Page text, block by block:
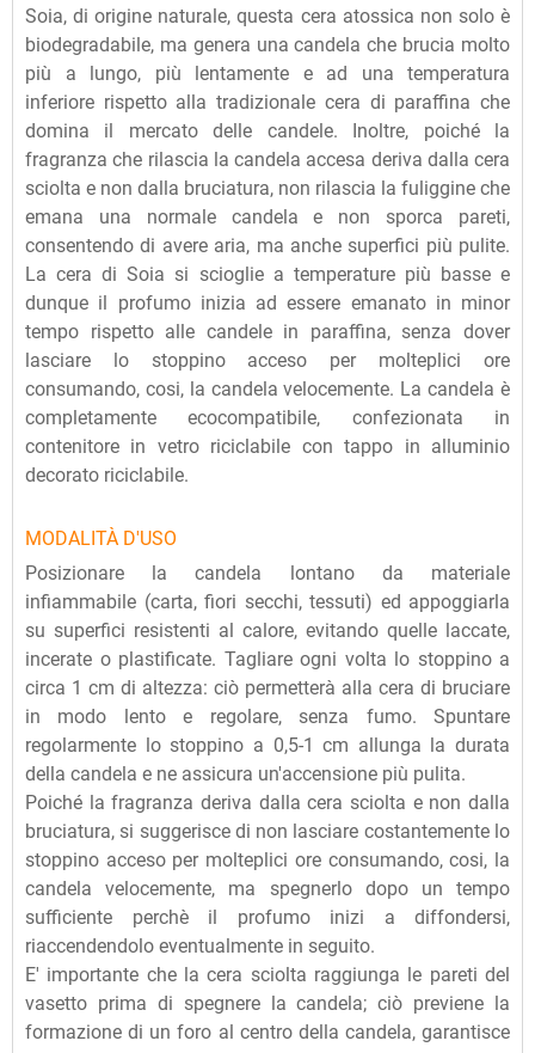
Soia, di origine naturale, questa cera atossica non solo è
biodegradabile, ma genera una candela che brucia molto
più a lungo, più lentamente e ad una temperatura
inferiore rispetto alla tradizionale cera di paraffina che
domina il mercato delle candele. Inoltre, poiché la
fragranza che rilascia la candela accesa deriva dalla cera
sciolta e non dalla bruciatura, non rilascia la fuliggine che
emana una normale candela e non sporca pareti,
consentendo di avere aria, ma anche superfici più pulite.
La cera di Soia si scioglie a temperature più basse e
dunque il profumo inizia ad essere emanato in minor
tempo rispetto alle candele in paraffina, senza dover
lasciare lo stoppino acceso per molteplici ore
consumando, cosi, la candela velocemente. La candela è
completamente ecocompatibile, confezionata in
contenitore in vetro riciclabile con tappo in alluminio
decorato riciclabile.
MODALITÀ D'USO
Posizionare la candela lontano da materiale
infiammabile (carta, fiori secchi, tessuti) ed appoggiarla
su superfici resistenti al calore, evitando quelle laccate,
incerate o plastificate. Tagliare ogni volta lo stoppino a
circa 1 cm di altezza: ciò permetterà alla cera di bruciare
in modo lento e regolare, senza fumo. Spuntare
regolarmente lo stoppino a 0,5-1 cm allunga la durata
della candela e ne assicura un'accensione più pulita.
Poiché la fragranza deriva dalla cera sciolta e non dalla
bruciatura, si suggerisce di non lasciare costantemente lo
stoppino acceso per molteplici ore consumando, cosi, la
candela velocemente, ma spegnerlo dopo un tempo
sufficiente perchè il profumo inizi a diffondersi,
riaccendendolo eventualmente in seguito.
E' importante che la cera sciolta raggiunga le pareti del
vasetto prima di spegnere la candela; ciò previene la
formazione di un foro al centro della candela, garantisce